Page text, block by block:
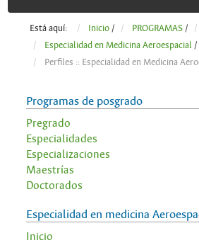
Está aquí: Inicio / PROGRAMAS /
Especialidad en Medicina Aeroespacial /
Perfiles :: Especialidad en Medicina
Programas de posgrado
Pregrado
Especialidades
Especializaciones
Maestrías
Doctorados
Especialidad en medicina
Inicio